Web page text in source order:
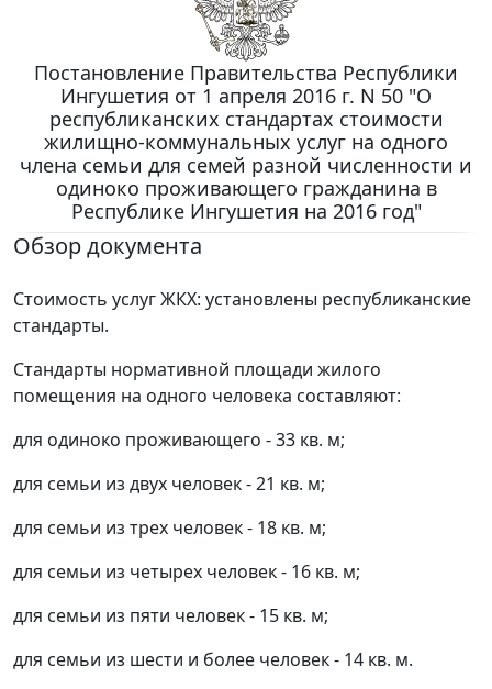
Постановление Правительства Республики
Ингушетия от 1 апреля 2016 г. N 50 "О
республиканских стандартах стоимости
жилищно-коммунальных услуг на одного
члена семьи для семей разной численности и
одиноко проживающего гражданина в
Республике Ингушетия на 2016 год"
Обзор документа
Стоимость услуг ЖКХ: установлены республиканские
стандарты.
Стандарты нормативной площади жилого
помещения на одного человека составляют:
для одиноко проживающего - 33 кв. м;
для семьи из двух человек - 21 кв. м;
для семьи из трех человек - 18 кв. м;
для семьи из четырех человек - 16 кв. м;
для семьи из пяти человек - 15 кв. м;
для семьи из шести и более человек - 14 кв. м.